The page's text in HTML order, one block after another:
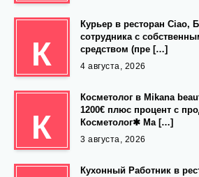
К
Курьер в ресторан Ciao,
сотрудника с
средством (пре […]
4 августа, 2026
К
Косметолог в Mikana
1200€ плюс процент с
Косметолог✱ Ма […]
3 августа, 2026
Кухонный Работник в